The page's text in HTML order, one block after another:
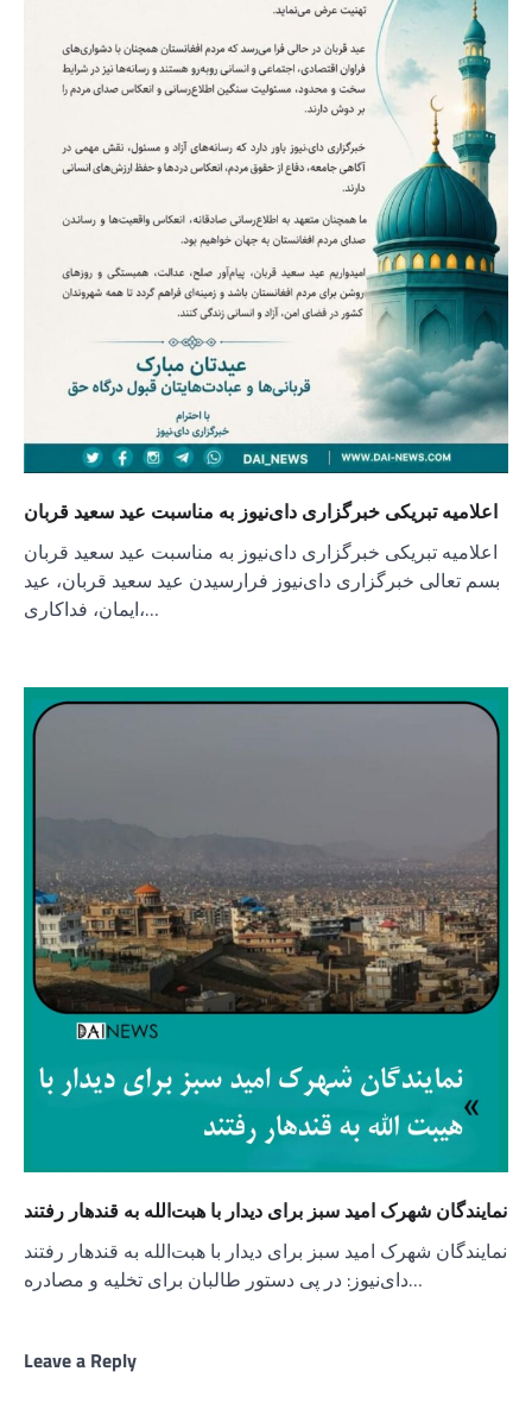
اعلامیه تبریکی خبرگزاری دای‌نیوز به مناسبت عید سعید قربان
اعلامیه تبریکی خبرگزاری دای‌نیوز به مناسبت عید سعید قربان
بسم تعالی خبرگزاری دای‌نیوز فرارسیدن عید سعید قربان، عید
ایمان، فداکاری،…
نمايندگان شهرک امید سبز برای دیدار با هبت‌الله به قندهار رفتند
نمایندگان شهرک امید سبز برای دیدار با هبت‌الله به قندهار رفتند
دای‌نیوز: در پی دستور طالبان برای تخلیه و مصادره…
Leave a Reply